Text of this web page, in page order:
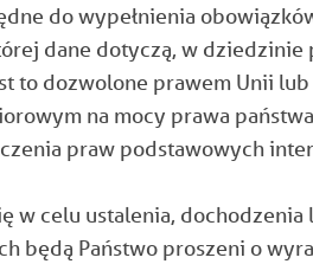
do wypełnienia
dane dotyczą, w dziedzinie
to dozwolone prawem Unii
na mocy prawa
praw podstawowych
w celu ustalenia,
będą Państwo proszeni o